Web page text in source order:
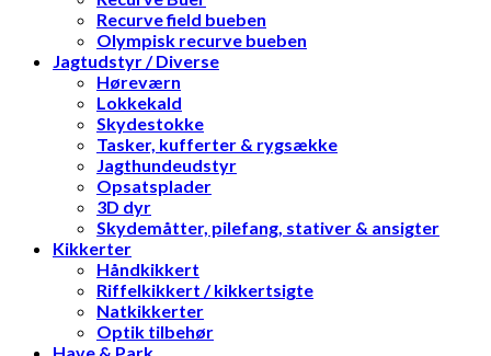
Recurve field bueben
Olympisk recurve bueben
Jagtudstyr / Diverse
Høreværn
Lokkekald
Skydestokke
Tasker, kufferter & rygsække
Jagthundeudstyr
Opsatsplader
3D dyr
Skydemåtter, pilefang, stativer & ansigter
Kikkerter
Håndkikkert
Riffelkikkert / kikkertsigte
Natkikkerter
Optik tilbehør